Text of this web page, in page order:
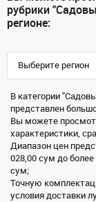
рубрики
регионе:
Выберите регион
В категории
представлен
Вы можете
характеристики,
Диапазон цен
028,00 сум до
сум;
Точную
условия доставки